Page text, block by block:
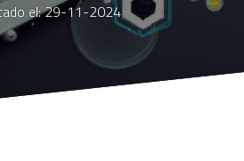
el: 29-11-2024